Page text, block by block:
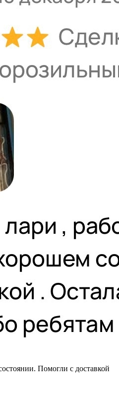
Помогли с доставкой